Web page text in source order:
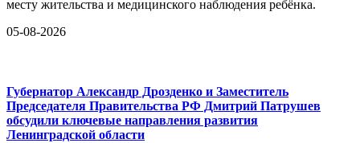
месту жительства и медицинского наблюдения ребёнка.
05-08-2026
Губернатор Александр Дрозденко и Заместитель
Председателя Правительства РФ Дмитрий Патрушев
обсудили ключевые направления развития
Ленинградской области